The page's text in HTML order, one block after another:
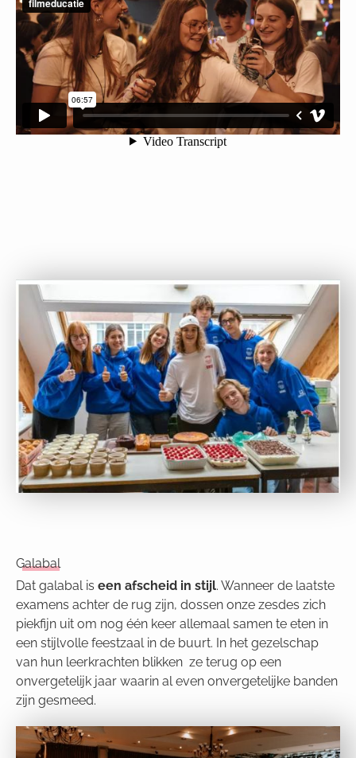
Galabal
Dat galabal is een afscheid in stijl. Wanneer de laatste
examens achter de rug zijn, dossen onze zesdes zich
piekfijn uit om nog één keer allemaal samen te eten in
een stijlvolle feestzaal in de buurt. In het gezelschap
van hun leerkrachten blikken ze terug op een
onvergetelijk jaar waarin al even onvergetelijke banden
zijn gesmeed.